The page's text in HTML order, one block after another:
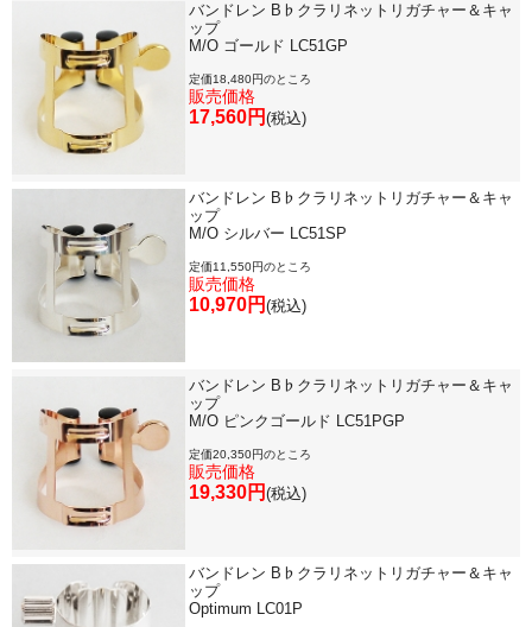
バンドレン B♭クラリネットリガチャー＆キャ
ップ
M/O ゴールド LC51GP
定価18,480円のところ
販売価格
17,560円 (税込)
バンドレン B♭クラリネットリガチャー＆キャ
ップ
M/O シルバー LC51SP
定価11,550円のところ
販売価格
10,970円 (税込)
バンドレン B♭クラリネットリガチャー＆キャ
ップ
M/O ピンクゴールド LC51PGP
定価20,350円のところ
販売価格
19,330円 (税込)
バンドレン B♭クラリネットリガチャー＆キャ
ップ
Optimum LC01P